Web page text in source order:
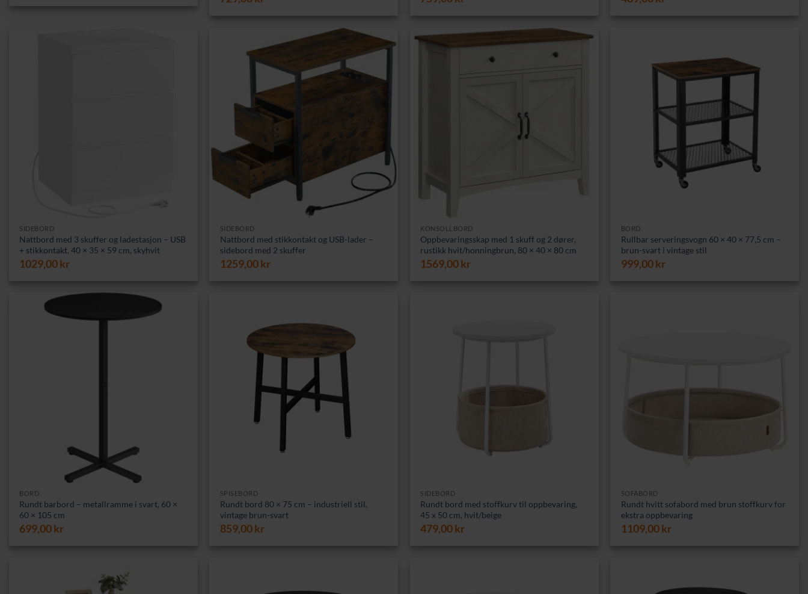
SIDEBORD
Nattbord med 3 skuffer og ladestasjon – USB
+ stikkontakt, 40 × 35 × 59 cm, skyhvit
1029,00kr
SIDEBORD
Nattbord med stikkontakt og USB-lader –
sidebord med 2 skuffer
1259,00kr
KONSOLLBORD
Oppbevaringsskap med 1 skuff og 2 dører,
rustikk hvit/honningbrun, 80 × 40 × 80 cm
1569,00kr
BORD
Rullbar serveringsvogn 60 × 40 × 77,5 cm –
brun-svart i vintage stil
999,00kr
BORD
Rundt barbord – metallramme i svart, 60 ×
60 × 105 cm
699,00kr
SPISEBORD
Rundt bord 80 × 75 cm – industriell stil,
vintage brun-svart
859,00kr
SIDEBORD
Rundt bord med stoffkurv til oppbevaring,
45 x 50 cm, hvit/beige
479,00kr
SOFABORD
Rundt hvitt sofabord med brun stoffkurv for
ekstra oppbevaring
1109,00kr